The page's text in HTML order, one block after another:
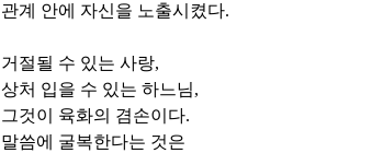
관계 안에 자신을 노출시켰다.
거절될 수 있는 사랑,
상처 입을 수 있는 하느님,
그것이 육화의 겸손이다.
말씀에 굴복한다는 것은